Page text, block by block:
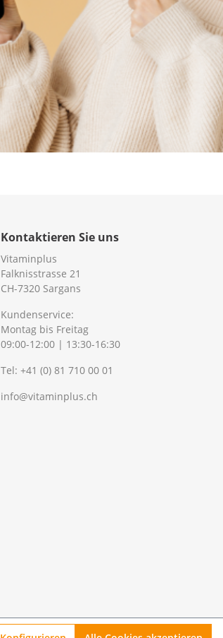
Kontaktieren Sie uns
Vitaminplus
Falknisstrasse 21
CH-7320 Sargans
Kundenservice:
Montag bis Freitag
09:00-12:00 | 13:30-16:30
Tel: +41 (0) 81 710 00 01
info@vitaminplus.ch